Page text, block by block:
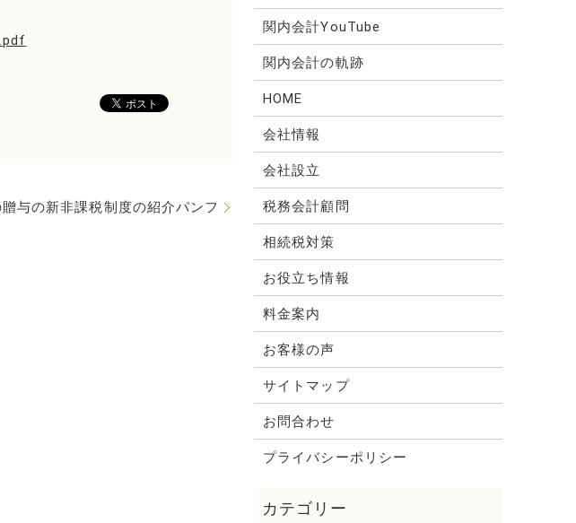
与の新非課税制度の紹介パンフ
関内会計YouTube
関内会計の軌跡
HOME
会社情報
会社設立
税務会計顧問
相続税対策
お役立ち情報
料金案内
お客様の声
サイトマップ
お問合わせ
プライバシーポリシー